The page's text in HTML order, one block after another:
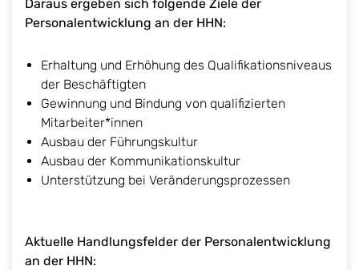
Daraus ergeben sich folgende Ziele der
Personalentwicklung an der HHN:
Erhaltung und Erhöhung des Qualifikationsniveaus
der Beschäftigten
Gewinnung und Bindung von qualifizierten ​
Mitarbeiter*innen
Ausbau der Führungskultur
Ausbau der Kommunikationskultur
Unterstützung bei Veränderungsprozessen
Aktuelle Handlungsfelder der Personalentwicklung
an der HHN: